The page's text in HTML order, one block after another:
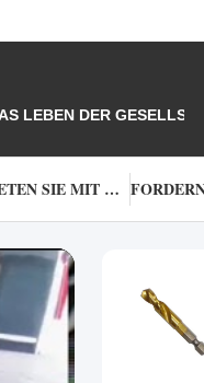
LEBEN DER
TRETEN SIE MIT UNS IN VERBINDUNG